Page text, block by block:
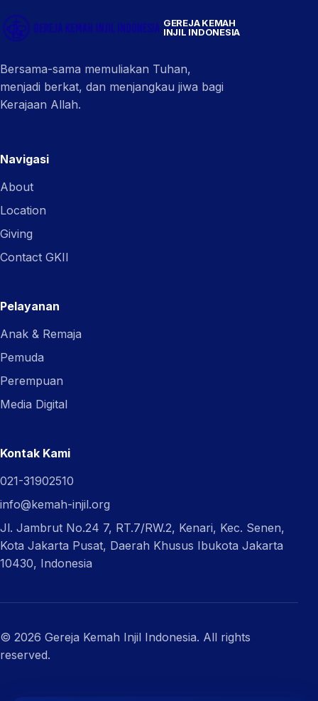
GEREJA KEMAH
INJIL INDONESIA
Bersama-sama memuliakan Tuhan,
menjadi berkat, dan menjangkau jiwa bagi
Kerajaan Allah.
Navigasi
About
Location
Giving
Contact GKII
Pelayanan
Anak & Remaja
Pemuda
Perempuan
Media Digital
Kontak Kami
021-31902510
info@kemah-injil.org
Jl. Jambrut No.24 7, RT.7/RW.2, Kenari, Kec. Senen,
Kota Jakarta Pusat, Daerah Khusus Ibukota Jakarta
10430, Indonesia
© 2026 Gereja Kemah Injil Indonesia. All rights
reserved.